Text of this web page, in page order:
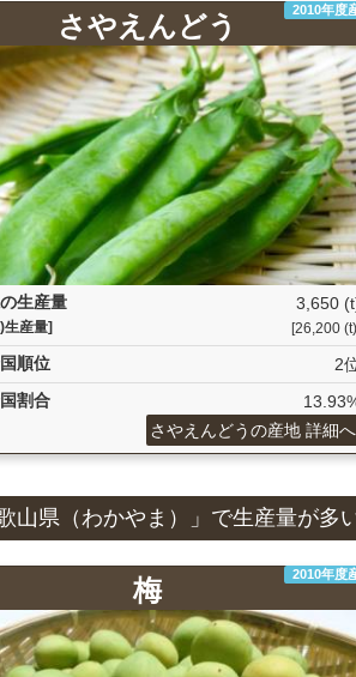
2010年度
さやえんどう
生産量
生産量]
3,650
[26,200
順位
2
割合
さやえんどうの産地 詳細へ
歌山県（わかやま）」で生産量が多
2010年度
梅